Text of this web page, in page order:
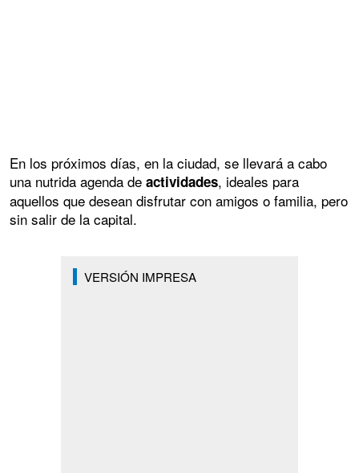
En los próximos días, en la ciudad, se llevará a cabo
una nutrida agenda de actividades, ideales para
aquellos que desean disfrutar con amigos o familia, pero
sin salir de la capital.
VERSIÓN IMPRESA